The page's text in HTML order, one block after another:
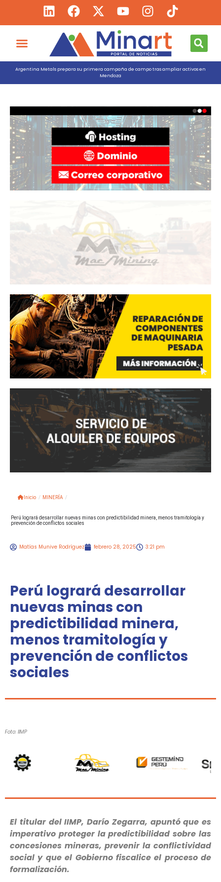
Argentina Metals prepara su primera campaña de campo tras ampliar activos en
Mendoza
Inicio / MINERÍA /
Perú logrará desarrollar nuevas minas con predictibilidad minera, menos tramitología y
prevención de conflictos sociales
Matías Munive Rodríguez febrero 28, 2025 3:21 pm
Perú logrará desarrollar
nuevas minas con
predictibilidad minera,
menos tramitología y
prevención de conflictos
sociales
Foto: IIMP
El titular del IIMP, Darío Zegarra, apuntó que es
imperativo proteger la predictibilidad sobre las
concesiones mineras, prevenir la conflictividad
social y que el Gobierno fiscalice el proceso de
formalización.